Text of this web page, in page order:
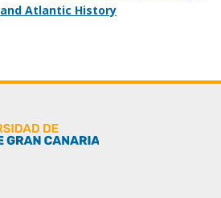
and Atlantic History